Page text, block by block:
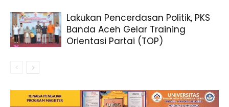
Lakukan Pencerdasan Politik, PKS
Banda Aceh Gelar Training
Orientasi Partai (TOP)